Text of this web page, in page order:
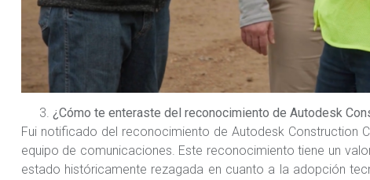
¿Cómo te enteraste del reconocimiento de Autodesk
Fui notificado del reconocimiento de Autodesk Construction
equipo de comunicaciones. Este reconocimiento tiene un
estado históricamente rezagada en cuanto a la adopción